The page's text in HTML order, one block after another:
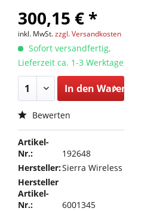
300,15 € *
inkl. MwSt.zzgl. Versandkosten
Sofort versandfertig,
Lieferzeit ca. 1-3 Werktage
In den Warenkorb
Bewerten
Artikel-
Nr.:
192648
Hersteller:Sierra Wireless
Hersteller
Artikel-
Nr.:
6001345